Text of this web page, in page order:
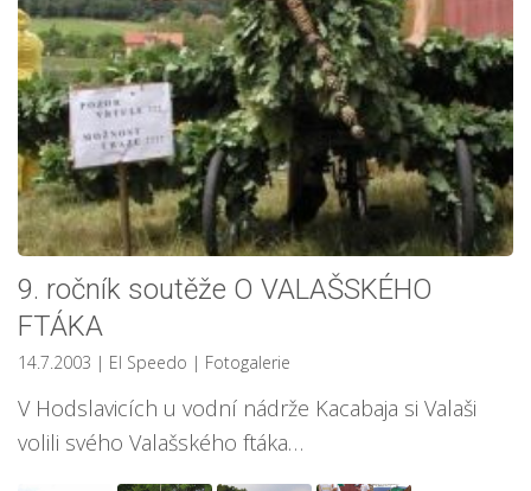
9. ročník soutěže O VALAŠSKÉHO
FTÁKA
14.7.2003 | El Speedo | Fotogalerie
V Hodslavicích u vodní nádrže Kacabaja si Valaši
volili svého Valašského ftáka…